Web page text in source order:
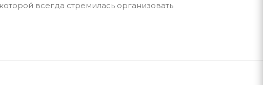
всегда стремилась организовать